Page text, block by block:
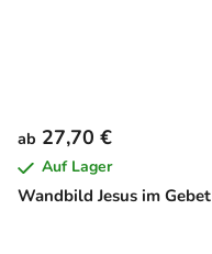
Wandbild Jesus im Gebet
ab 27,70 €
Auf Lager